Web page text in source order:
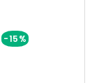
-15%Prix